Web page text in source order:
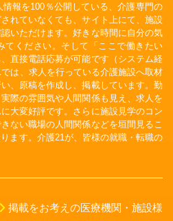
報を100％公開している、介護専門の
れていなくても、サイト上にて、施設
いただけます。好きな時間に自分の気
てください。そして「ここで働きたい
直接電話応募が可能です（システム経
は、求人を行っている介護施設へ取材
、原稿を作成し、掲載しています。勤
際の雰囲気や人間関係も見え、求人を
大変好評です。さらに施設見学のコン
ない職場の人間関係などを垣間見るこ
ます。介護21が、皆様の就職・転職の
掲載をお考えの医療機関・施設様